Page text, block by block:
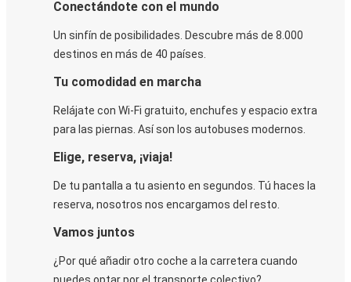
Conectándote con el mundo
Un sinfín de posibilidades. Descubre más de 8.000
destinos en más de 40 países.
Tu comodidad en marcha
Relájate con Wi-Fi gratuito, enchufes y espacio extra
para las piernas. Así son los autobuses modernos.
Elige, reserva, ¡viaja!
De tu pantalla a tu asiento en segundos. Tú haces la
reserva, nosotros nos encargamos del resto.
Vamos juntos
¿Por qué añadir otro coche a la carretera cuando